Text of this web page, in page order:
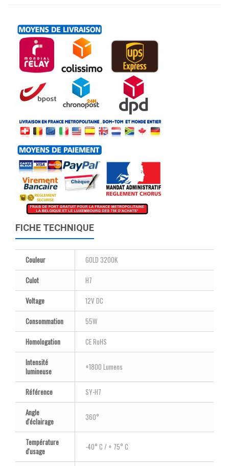
FICHE TECHNIQUE
Couleur
GOLD 3200K
Culot
H7
Voltage
12V DC
Consommation
55W
Homologation
CE RoHS
Intensité
lumineuse
+1800 Lumens
Référence
SY-H7
Angle
d'éclairage
360°
Température
d'usage
-40° C / + 75° C